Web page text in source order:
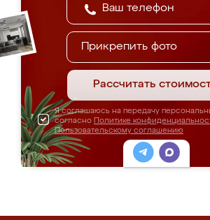
Прикрепить фото
Рассчитать
Я соглашаюсь на передачу
согласно Политике
Пользовательскому соглашению